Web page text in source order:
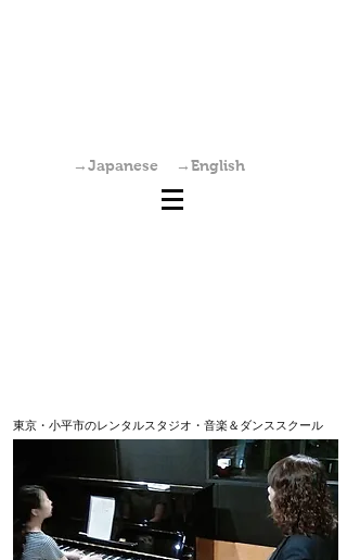
→Japanese →English
東京・小平市のレンタルスタジオ・音楽＆ダンススクール